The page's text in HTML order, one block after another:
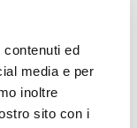
ed
media e per
inoltre
sito con i
di effettuare
anche